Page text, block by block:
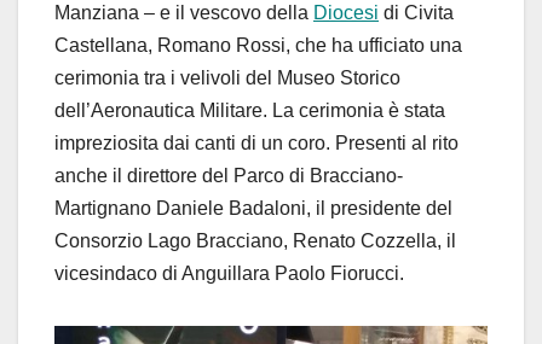
Manziana – e il vescovo della Diocesi di Civita
Castellana, Romano Rossi, che ha ufficiato una
cerimonia tra i velivoli del Museo Storico
dell’Aeronautica Militare. La cerimonia è stata
impreziosita dai canti di un coro. Presenti al rito
anche il direttore del Parco di Bracciano-
Martignano Daniele Badaloni, il presidente del
Consorzio Lago Bracciano, Renato Cozzella, il
vicesindaco di Anguillara Paolo Fiorucci.